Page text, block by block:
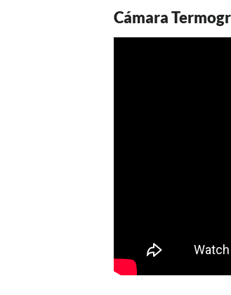
Cámara